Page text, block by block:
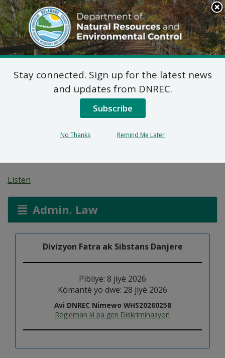
Search
This
Site
DNREC Menu
Pwopoze Plan pou
Aksyon Koreksyon pou
Sit pou Retire Fatra
Listen
Admin. Law
Divizyon Fatra ak Sibstans Danjere
Pibliye: 8 jiyè 2026
Kòmantè yo dwe: 28 jiyè 2026
Avi DNREC Nimewo WHS20260258
Règleman ki pa gen Diskriminasyon
Stay connected. Sign up for the latest news
and updates from DNREC.
Subscribe
No Thanks Remind Me Later